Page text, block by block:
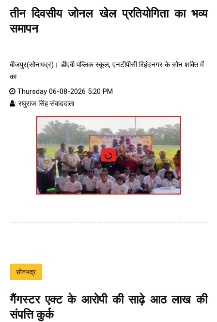
तीन दिवसीय जोनल खेल प्रतियोगिता का भव्य
समापन
बीजपुर(सोनभद्र)। डीएवी पब्लिक स्कूल, एनटीपीसी रिहंदनगर के सोन शक्ति में
का....
Thursday 06-08-2026 5:20 PM
: रघुराज सिंह संवाददाता
सोनभद्र
गैंगस्टर एक्ट के आरोपी की साढ़े आठ लाख की
संपत्ति कुर्क